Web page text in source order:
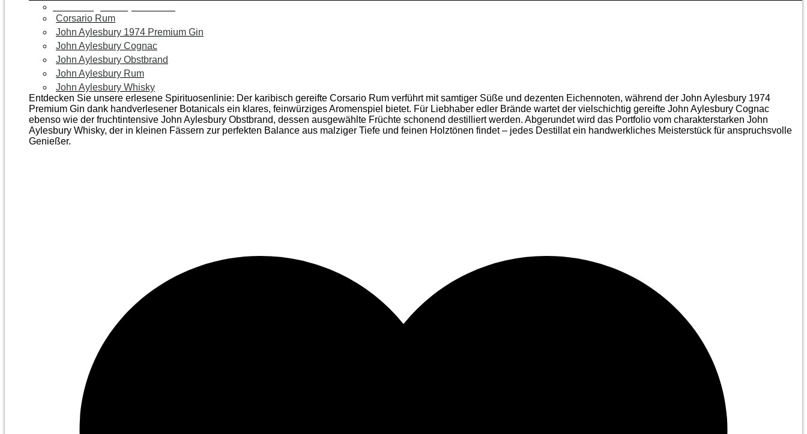
Corsario Rum
John Aylesbury 1974 Premium Gin
John Aylesbury Cognac
John Aylesbury Obstbrand
John Aylesbury Rum
John Aylesbury Whisky
Entdecken Sie unsere erlesene Spirituosenlinie: Der karibisch gereifte Corsario Rum verführt mit samtiger Süße und dezenten Eichen­noten, während der John Aylesbury 1974
Premium Gin dank handverlesener Botanicals ein klares, feinwürziges Aromenspiel bietet. Für Liebhaber edler Brände wartet der vielschichtig gereifte John Aylesbury Cognac
ebenso wie der frucht­intensive John Aylesbury Obstbrand, dessen ausgewählte Früchte schonend destilliert werden. Abgerundet wird das Portfolio vom charakterstarken John
Aylesbury Whisky, der in kleinen Fässern zur perfekten Balance aus malziger Tiefe und feinen Holz­tönen findet – jedes Destillat ein handwerkliches Meister­stück für anspruchsvolle
Genießer.